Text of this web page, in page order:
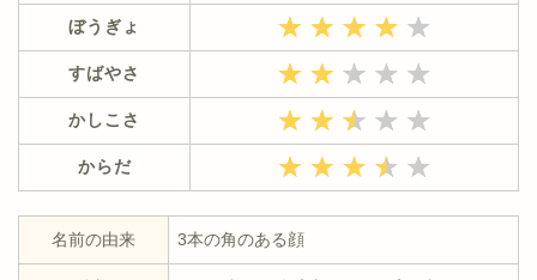
ぼうぎょ
すばやさ
かしこさ
からだ
名前の由来 3本の角のある顔